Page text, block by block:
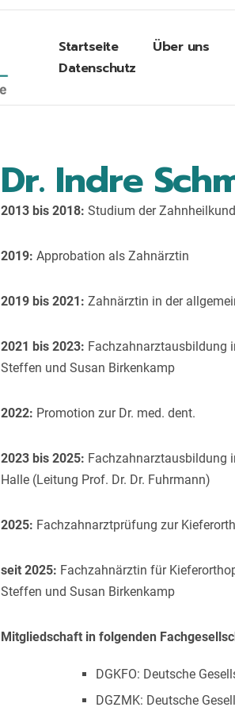
Startseite Über uns
Datenschutz
Dr. Indre
2013 bis 2018: Studium der
2019: Approbation als Zahnärztin
2019 bis 2021: Zahnärztin in der
2021 bis 2023: Fachzahnarztausbildung
Steffen und Susan Birkenkamp
2022: Promotion zur Dr. med. dent.
2023 bis 2025: Fachzahnarztausbildung
Halle (Leitung Prof. Dr. Dr. Fuhrmann)
2025: Fachzahnarztprüfung zur
seit 2025: Fachzahnärztin für
Steffen und Susan Birkenkamp
Mitgliedschaft in folgenden
DGKFO: Deutsche
DGZMK: Deutsche